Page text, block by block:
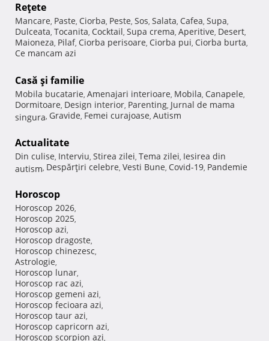
Reţete
Mancare, Paste, Ciorba, Peste, Sos, Salata, Cafea, Supa,
Dulceata, Tocanita, Cocktail, Supa crema, Aperitive, Desert,
Maioneza, Pilaf, Ciorba perisoare, Ciorba pui, Ciorba burta,
Ce mancam azi
Casă şi familie
Mobila bucatarie, Amenajari interioare, Mobila, Canapele,
Dormitoare, Design interior, Parenting, Jurnal de mama
singura, Gravide, Femei curajoase, Autism
Actualitate
Din culise, Interviu, Stirea zilei, Tema zilei, Iesirea din
autism, Despărţiri celebre, Vesti Bune, Covid-19, Pandemie
Horoscop
Horoscop 2026,
Horoscop 2025,
Horoscop azi,
Horoscop dragoste,
Horoscop chinezesc,
Astrologie,
Horoscop lunar,
Horoscop rac azi,
Horoscop gemeni azi,
Horoscop fecioara azi,
Horoscop taur azi,
Horoscop capricorn azi,
Horoscop scorpion azi,